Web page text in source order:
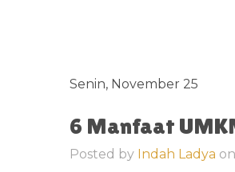
Senin, November 25
6 Manfaat
Posted by Indah Ladya on